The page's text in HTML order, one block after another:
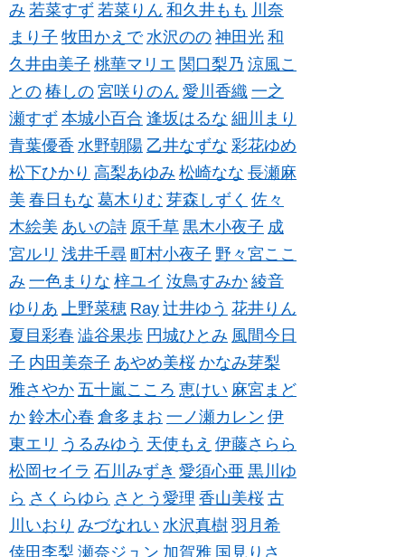
み 若菜すず 若菜りん 和久井もも 川奈
まり子 牧田かえで 水沢のの 神田光 和
久井由美子 桃華マリエ 関口梨乃 涼風こ
との 椿しの 宮咲りのん 愛川香織 一之
瀬すず 本城小百合 逢坂はるな 細川まり
青葉優香 水野朝陽 乙井なずな 彩花ゆめ
松下ひかり 高梨あゆみ 松崎なな 長瀬麻
美 春日もな 葛木りむ 芽森しずく 佐々
木絵美 あいの詩 原千草 黒木小夜子 成
宮ルリ 浅井千尋 町村小夜子 野々宮ここ
み 一色まりな 梓ユイ 汝鳥すみか 綾音
ゆりあ 上野菜穂 Ray 辻井ゆう 花井りん
夏目彩春 澁谷果歩 円城ひとみ 風間今日
子 内田美奈子 あやめ美桜 かなみ芽梨
雅さやか 五十嵐こころ 恵けい 麻宮まど
か 鈴木心春 倉多まお 一ノ瀬カレン 伊
東エリ うるみゆう 天使もえ 伊藤さらら
松岡セイラ 石川みずき 愛須心亜 黒川ゆ
ら さくらゆら さとう愛理 香山美桜 古
川いおり みづなれい 水沢真樹 羽月希
倖田李梨 瀬奈ジュン 加賀雅 国見りさ